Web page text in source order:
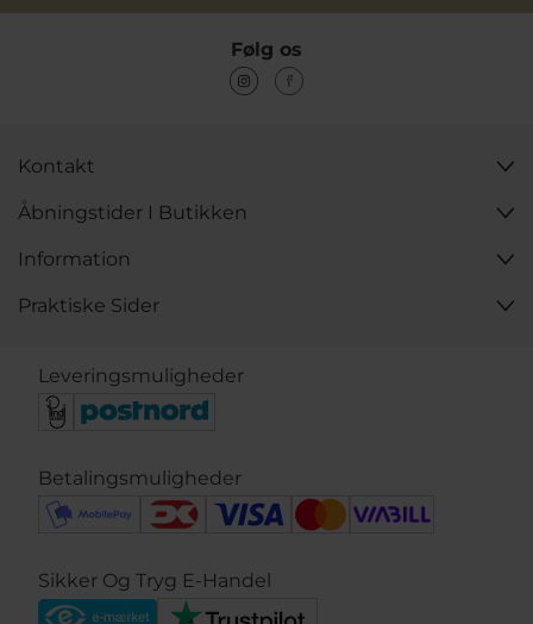
Følg os
Kontakt
Åbningstider I Butikken
Information
Praktiske Sider
Leveringsmuligheder
Betalingsmuligheder
Sikker Og Tryg E-Handel